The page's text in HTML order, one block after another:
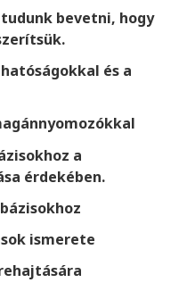
bevetni, hogy
és a
a
érdekében.
ismerete